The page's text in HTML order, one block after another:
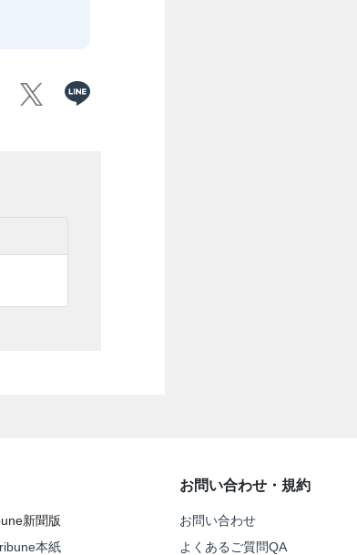
新聞版
本紙
お問い合わせ・規約
お問い合わせ
よくあるご質問QA